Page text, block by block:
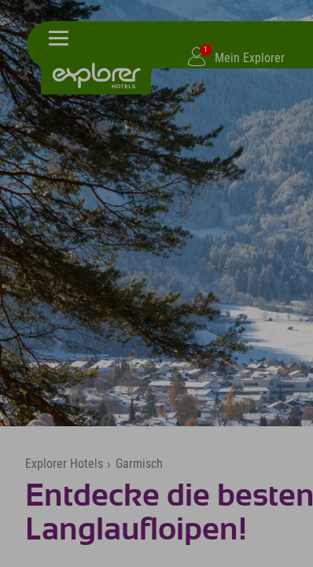
1
Mein Explorer
Explorer Hotels › Garmisch
Entdecke die besten
Langlaufloipen!